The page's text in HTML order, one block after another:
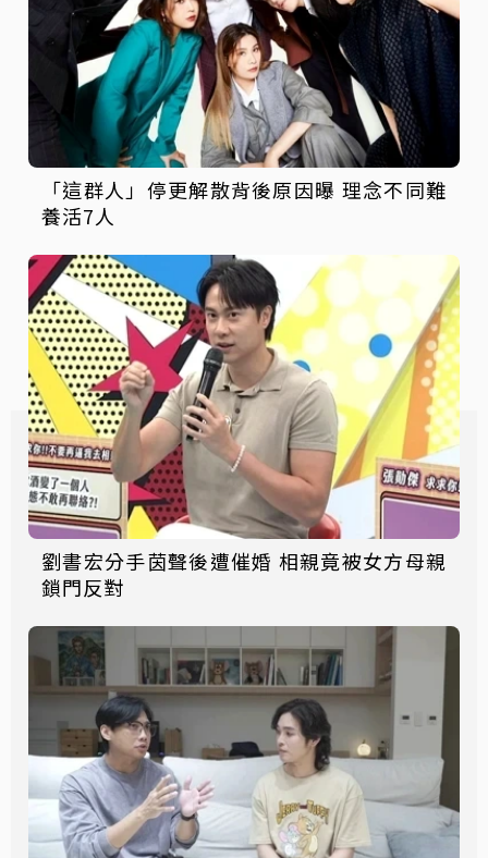
「這群人」停更解散背後原因曝 理念不同難
養活7人
劉書宏分手茵聲後遭催婚 相親竟被女方母親
鎖門反對